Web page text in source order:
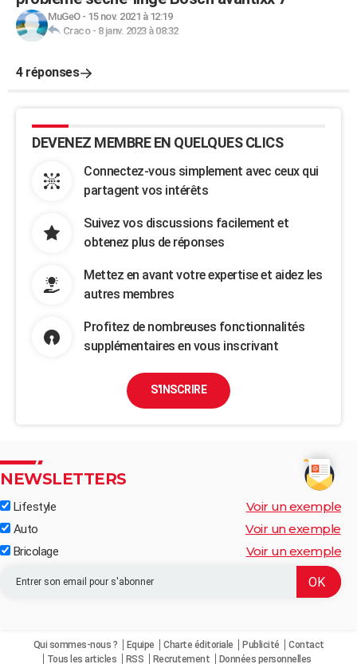
MuGeO- 15 nov. 2021 à 12:19
Craco- 8 janv. 2023 à 08:32
4 réponses
DEVENEZ MEMBRE EN QUELQUES CLICS
Connectez-vous simplement avec ceux qui
partagent vos intérêts
Suivez vos discussions facilement et
obtenez plus de réponses
Mettez en avant votre expertise et aidez les
autres membres
Profitez de nombreuses fonctionnalités
supplémentaires en vous inscrivant
S'INSCRIRE
NEWSLETTERS
Lifestyle Voir un exemple
Auto Voir un exemple
Bricolage Voir un exemple
Qui sommes-nous ? Equipe Charte éditoriale Publicité
Contact
Tous les articles
RSS Recrutement Données personnelles